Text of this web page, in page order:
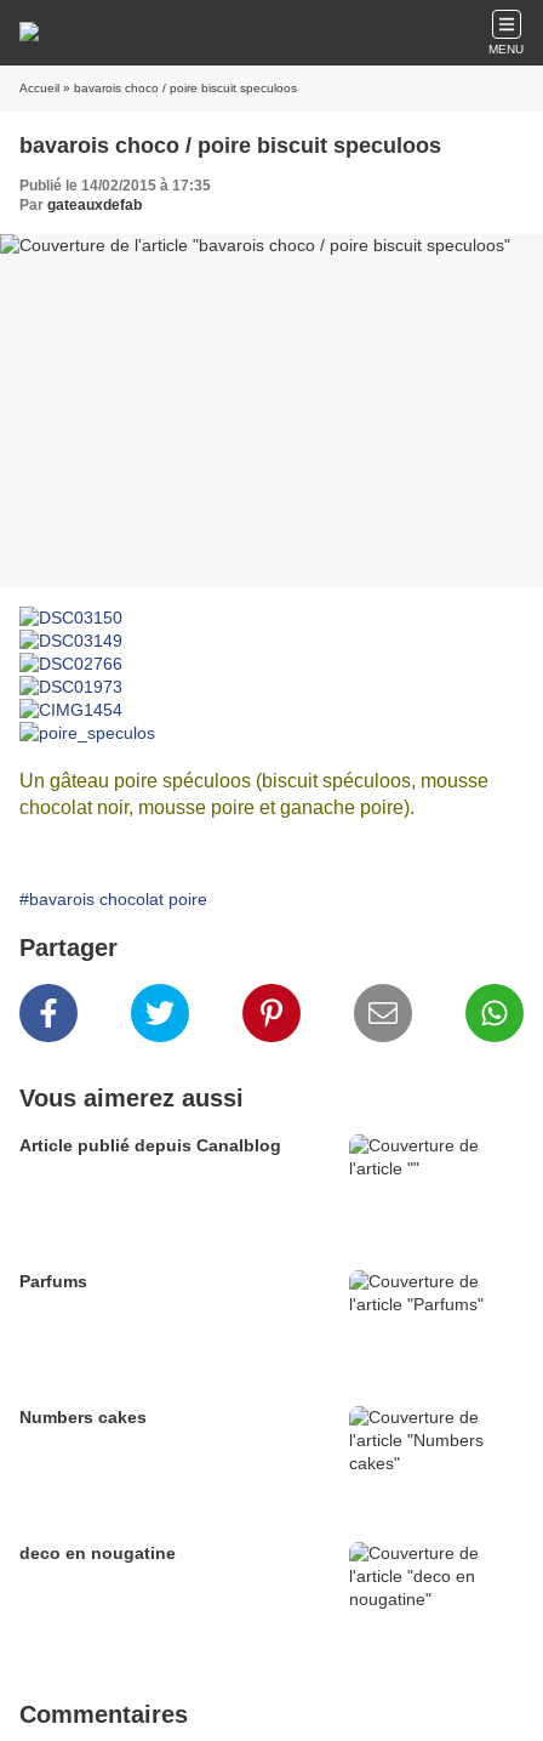
MENU
Accueil » bavarois choco / poire biscuit speculoos
bavarois choco / poire biscuit speculoos
Publié le 14/02/2015 à 17:35
Par gateauxdefab
Un gâteau poire spéculoos (biscuit spéculoos, mousse
chocolat noir, mousse poire et ganache poire).
#bavarois chocolat poire
Partager
Vous aimerez aussi
Article publié depuis Canalblog
Parfums
Numbers cakes
deco en nougatine
Commentaires